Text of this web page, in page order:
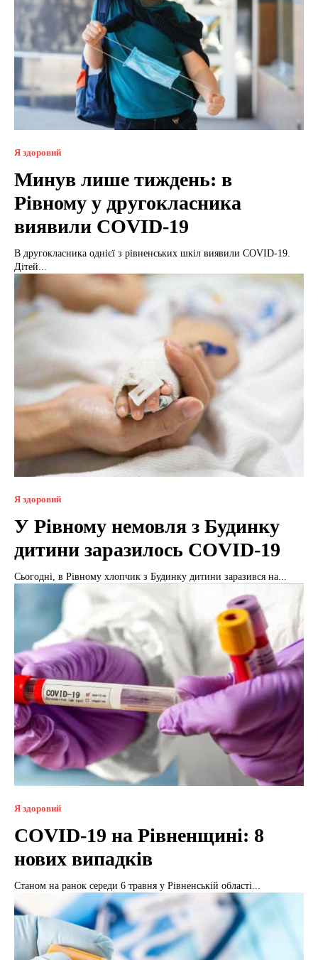
Я здоровий
Минув лише тиждень: в
Рівному у другокласника
виявили COVID-19
В другокласника однієї з рівненських шкіл виявили COVID-19.
Дітей...
Я здоровий
У Рівному немовля з Будинку
дитини заразилось COVID-19
Сьогодні, в Рівному хлопчик з Будинку дитини заразився на...
Я здоровий
COVID-19 на Рівненщині: 8
нових випадків
Станом на ранок середи 6 травня у Рівненській області...